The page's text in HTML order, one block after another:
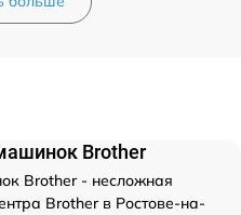
Brother
Brother - несложная
Brother в Ростове-на-